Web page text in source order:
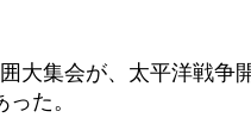
集会が、太平洋戦争
た。